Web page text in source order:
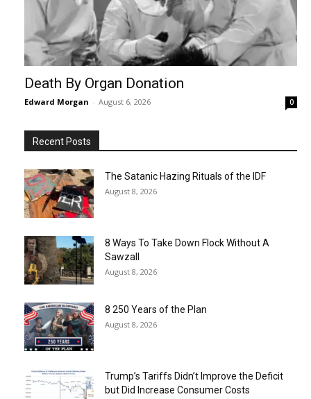
Death By Organ Donation
Edward Morgan - August 6, 2026 0
Recent Posts
The Satanic Hazing Rituals of the IDF
August 8, 2026
8 Ways To Take Down Flock Without A
Sawzall
August 8, 2026
8 250 Years of the Plan
August 8, 2026
Trump’s Tariffs Didn’t Improve the Deficit
but Did Increase Consumer Costs